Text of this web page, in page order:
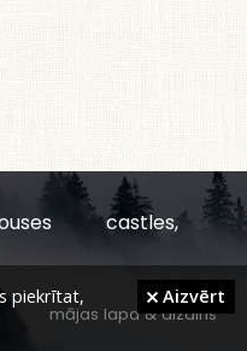
castles,
mājas lapa&dizains
piekrītat,
Aizvērt